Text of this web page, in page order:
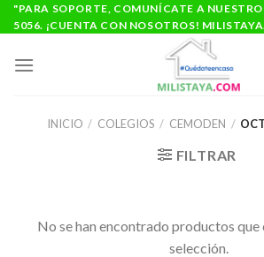
Saltar
al
"PARA SOPORTE, COMUNÍCATE A
5056. ¡CUENTA CON NOSOTROS!
INICIO / COLEGIOS / CEMODEN /
FILTRAR
No se han encontrado productos que
selección.